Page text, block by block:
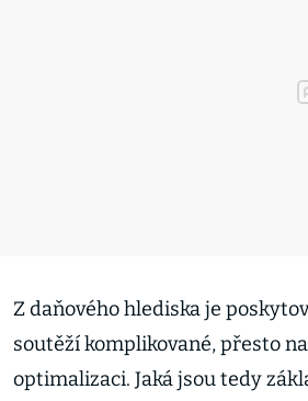
Z daňového hlediska je
soutěží komplikované, přesto
optimalizaci. Jaká jsou tedy